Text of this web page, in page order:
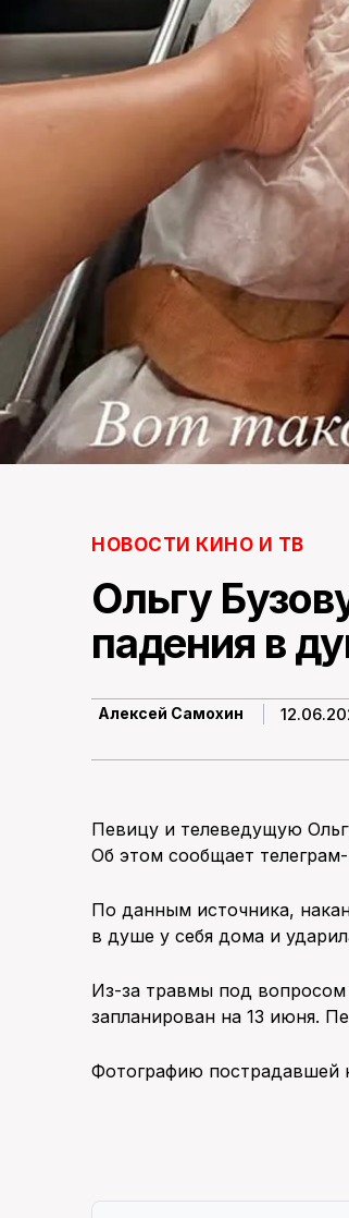
НОВОСТИ КИНО И ТВ
Ольгу
падения в
Алексей Самохин
Певицу и телеведущую
Об этом сообщает
По данным источника,
в душе у себя дома и
Из-за травмы под
запланирован на 13 июня.
Фотографию пострадавшей